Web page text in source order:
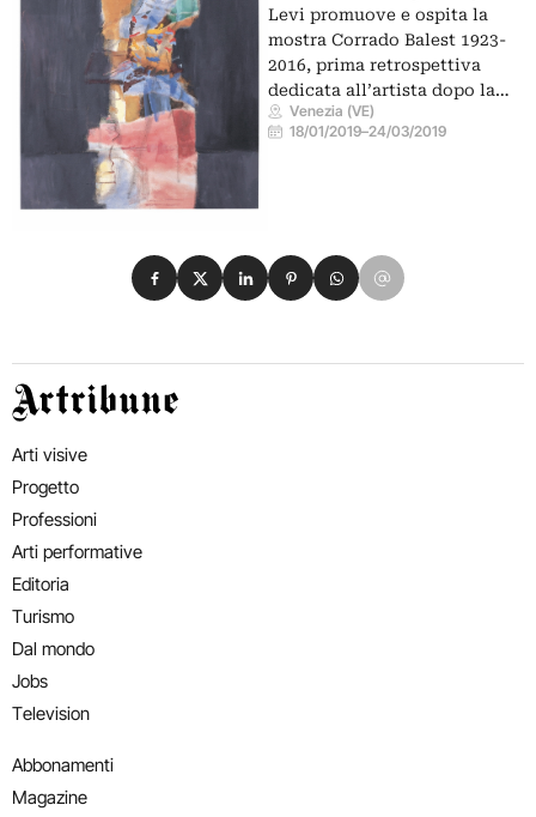
Levi promuove e ospita la
mostra Corrado Balest 1923-
2016, prima retrospettiva
dedicata all’artista dopo la…
Venezia (VE)
18/01/2019–24/03/2019
Condividi su Facebook
Condividi su X
Condividi su LinkedIn
Condividi su Pinterest
Condividi su WhatsApp
Condividi su Email
Artribune
Arti visive
Progetto
Professioni
Arti performative
Editoria
Turismo
Dal mondo
Jobs
Television
Abbonamenti
Magazine